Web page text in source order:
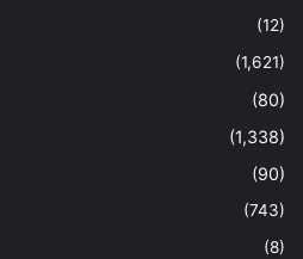
(12)
(1,621)
(80)
(1,338)
(90)
(743)
(8)